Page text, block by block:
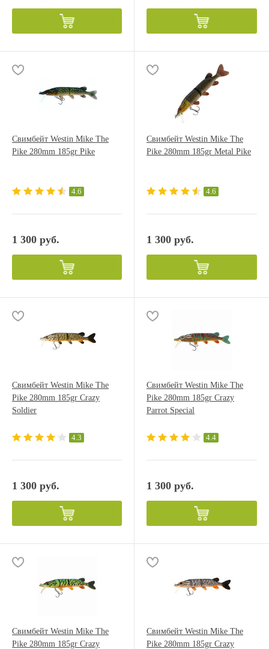
Свимбейт Westin Mike The
Pike 280mm 185gr Pike
4.6
1 300 руб.
Свимбейт Westin Mike The
Pike 280mm 185gr Metal Pike
4.6
1 300 руб.
Свимбейт Westin Mike The
Pike 280mm 185gr Crazy
Soldier
4.3
1 300 руб.
Свимбейт Westin Mike The
Pike 280mm 185gr Crazy
Parrot Special
4.4
1 300 руб.
Свимбейт Westin Mike The
Pike 280mm 185gr Crazy
Свимбейт Westin Mike The
Pike 280mm 185gr Crazy